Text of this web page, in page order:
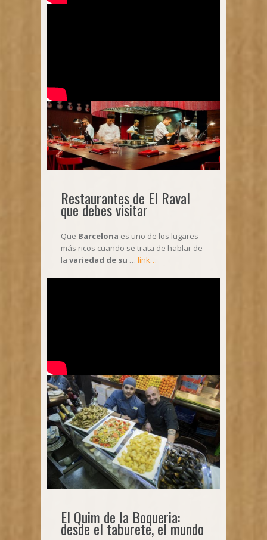
Restaurantes de El Raval
que debes visitar
Que Barcelona es uno de los lugares
más ricos cuando se trata de hablar de
lavariedad de su …link…
El Quim de la Boqueria:
desde el taburete, el mundo